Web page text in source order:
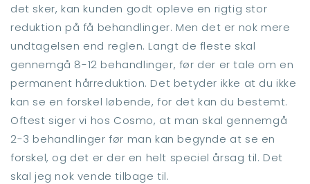
det sker, kan kunden godt opleve en rigtig stor
reduktion på få behandlinger. Men det er nok mere
undtagelsen end reglen. Langt de fleste skal
gennemgå 8-12 behandlinger, før der er tale om en
permanent hårreduktion. Det betyder ikke at du ikke
kan se en forskel løbende, for det kan du bestemt.
Oftest siger vi hos Cosmo, at man skal gennemgå
2-3 behandlinger før man kan begynde at se en
forskel, og det er der en helt speciel årsag til. Det
skal jeg nok vende tilbage til.